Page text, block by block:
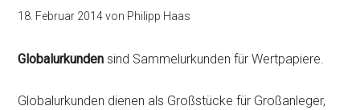
18. Februar 2014von Philipp Haas
Globalurkunden sind Sammelurkunden für Wertpapiere.
Globalurkunden dienen als Großstücke für Großanleger,